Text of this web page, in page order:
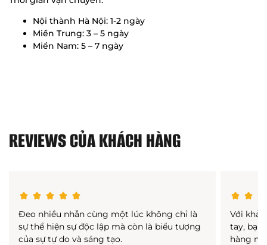
Nội thành Hà Nội: 1-2 ngày
Miền Trung: 3 – 5 ngày
Miền Nam: 5 – 7 ngày
REVIEWS CỦA KHÁCH HÀNG
Đeo nhiều nhẫn cùng một lúc không chỉ là
sự thể hiện sự độc lập mà còn là biểu tượng
của sự tự do và sáng tạo.
Với khả
tay, bạn
hàng